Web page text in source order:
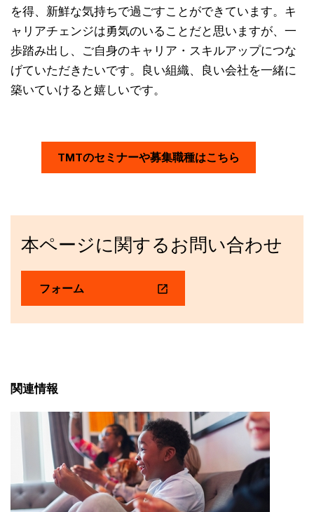
を得、新鮮な気持ちで過ごすことができています。キ
ャリアチェンジは勇気のいることだと思いますが、一
歩踏み出し、ご自身のキャリア・スキルアップにつな
げていただきたいです。良い組織、良い会社を一緒に
築いていけると嬉しいです。
TMTのセミナーや募集職種はこちら
本ページに関するお問い合わせ
フォーム
関連情報